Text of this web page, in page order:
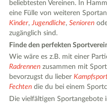
beliebtesten Vereinen. In
eine Fülle von weiteren
Kinder,Jugendliche,Senioren
zugänglich sind.
Finde den perfekten
Wie wäre es z.B. mit einer
Radrennen zusammen mit
bevorzugst du lieber
Fechten die du bei einem
Die vielfältigen